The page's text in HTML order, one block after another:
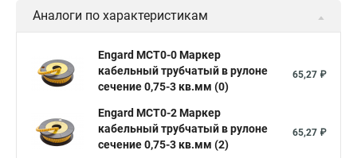
Аналоги по характеристикам
Engard MCT0-0 Маркер
кабельный трубчатый в рулоне
сечение 0,75-3 кв.мм (0)
65,27 ₽
Engard MCT0-2 Маркер
кабельный трубчатый в рулоне
сечение 0,75-3 кв.мм (2)
65,27 ₽